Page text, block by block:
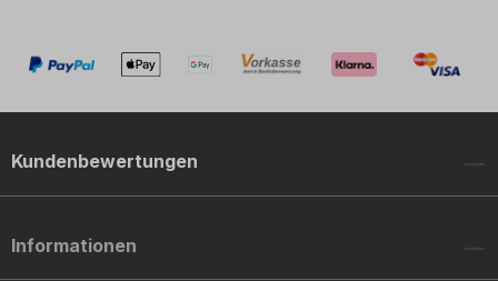
Kundenbewertungen
Informationen